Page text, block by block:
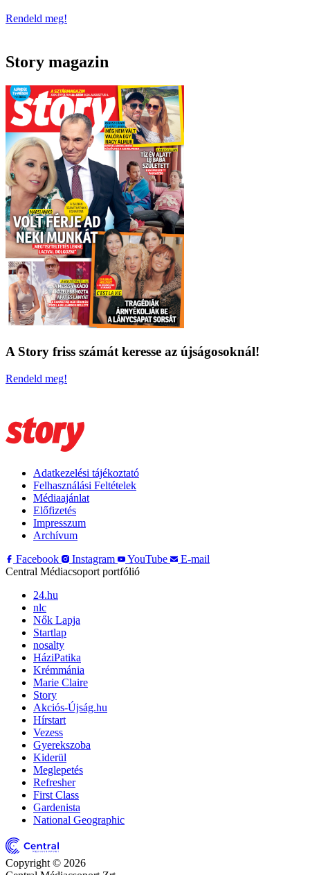
Rendeld meg!
Story magazin
A Story friss számát keresse az újságosoknál!
Rendeld meg!
Adatkezelési tájékoztató
Felhasználási Feltételek
Médiaajánlat
Előfizetés
Impresszum
Archívum
Facebook
Instagram YouTube
E-mail
Central Médiacsoport portfólió
24.hu
nlc
Nők Lapja
Startlap
nosalty
HáziPatika
Krémmánia
Marie Claire
Story
Akciós-Újság.hu
Hírstart
Vezess
Gyerekszoba
Kiderül
Meglepetés
Refresher
First Class
Gardenista
National Geographic
Copyright © 2026